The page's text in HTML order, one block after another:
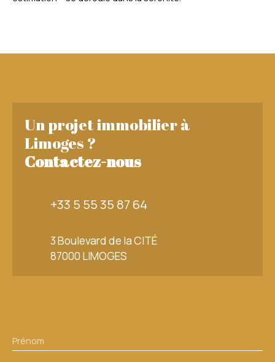
Un projet immobilier à
Limoges ?
Contactez-nous
+33 5 55 35 87 64
3 Boulevard de la CITÉ
87000 LIMOGES
Prénom